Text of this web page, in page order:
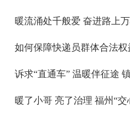
暖流涌处千般爱 奋进路上
如何保障快递员群体合法权
诉求“直通车” 温暖伴征途
暖了小哥 亮了治理 福州“